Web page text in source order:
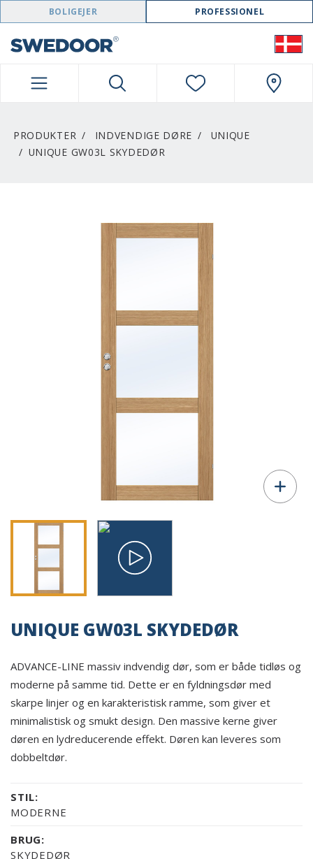
SWEDOOR NAVIGATION
BOLIGEJER PROFESSIONEL
PRODUKTER INDVENDIGE DØRE
UNIQUE
UNIQUE GW03L SKYDEDØR
UNIQUE GW03L SKYDEDØR
ADVANCE-LINE massiv indvendig dør, som er både tidløs og
moderne på samme tid. Dette er en fyldningsdør med
skarpe linjer og en karakteristisk ramme, som giver et
minimalistisk og smukt design. Den massive kerne giver
døren en lydreducerende effekt. Døren kan leveres som
dobbeltdør.
STIL:
MODERNE
BRUG:
SKYDEDØR